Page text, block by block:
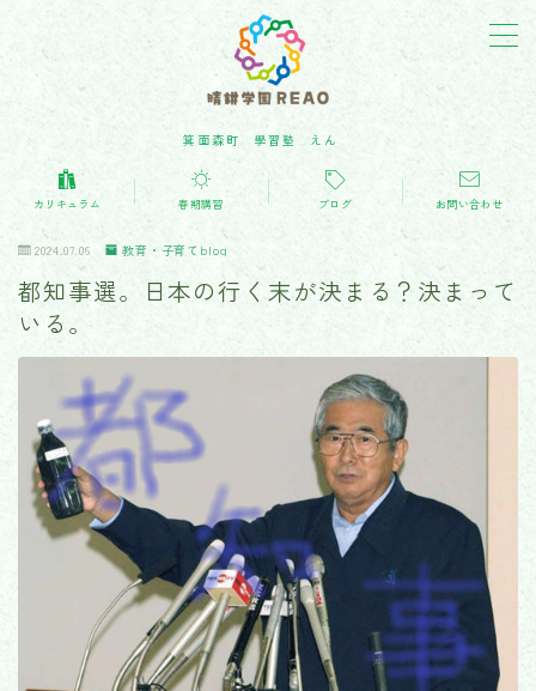
箕面森町 學習塾 えん
カリキュラム(学習内容)
教育・子育てblog
お問い合わせ
カリキュラム 春期講習 ブログ お問い合わせ
2024.07.06 教育・子育てblog
都知事選。日本の行く末が決まる？決まって
いる。